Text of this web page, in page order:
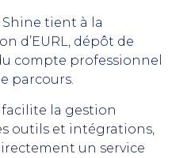
tient à la
d’EURL, dépôt de
compte professionnel
parcours.
la gestion
outils et intégrations,
un service